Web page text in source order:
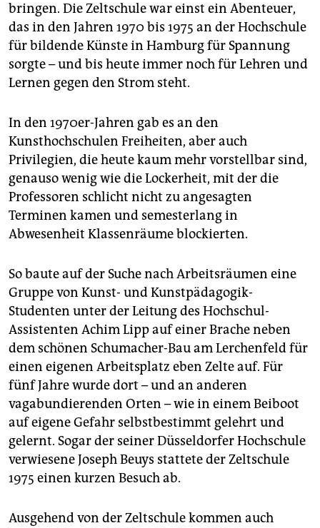
bringen. Die Zeltschule war einst ein Abenteuer,
das in den Jahren 1970 bis 1975 an der Hochschule
für bildende Künste in Hamburg für Spannung
sorgte – und bis heute immer noch für Lehren und
Lernen gegen den Strom steht.
In den 1970er-Jahren gab es an den
Kunsthochschulen Freiheiten, aber auch
Privilegien, die heute kaum mehr vorstellbar sind,
genauso wenig wie die Lockerheit, mit der die
Professoren schlicht nicht zu angesagten
Terminen kamen und semesterlang in
Abwesenheit Klassenräume blockierten.
So baute auf der Suche nach Arbeitsräumen eine
Gruppe von Kunst- und Kunstpädagogik-
Studenten unter der Leitung des Hochschul-
Assistenten Achim Lipp auf einer Brache neben
dem schönen Schumacher-Bau am Lerchenfeld für
einen eigenen Arbeitsplatz eben Zelte auf. Für
fünf Jahre wurde dort – und an anderen
vagabundierenden Orten – wie in einem Beiboot
auf eigene Gefahr selbstbestimmt gelehrt und
gelernt. Sogar der seiner Düsseldorfer Hochschule
verwiesene Joseph Beuys stattete der Zeltschule
1975 einen kurzen Besuch ab.
Ausgehend von der Zeltschule kommen auch